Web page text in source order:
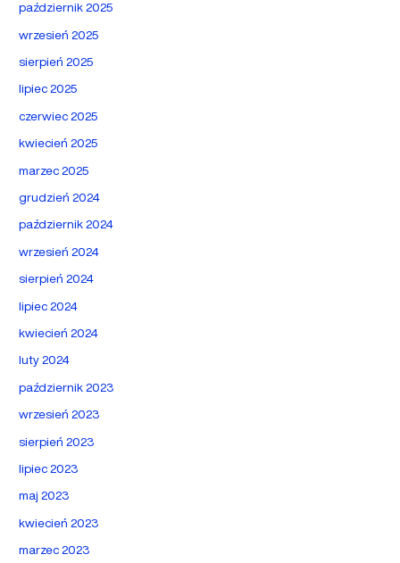
październik 2025
wrzesień 2025
sierpień 2025
lipiec 2025
czerwiec 2025
kwiecień 2025
marzec 2025
grudzień 2024
październik 2024
wrzesień 2024
sierpień 2024
lipiec 2024
kwiecień 2024
luty 2024
październik 2023
wrzesień 2023
sierpień 2023
lipiec 2023
maj 2023
kwiecień 2023
marzec 2023